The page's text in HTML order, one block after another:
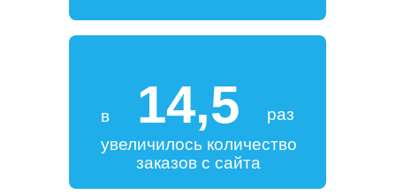
в
увеличилось количество
заказов с сайта
раз
14,5